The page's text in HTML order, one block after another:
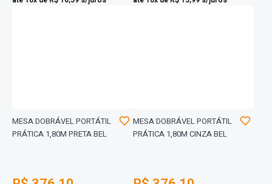
MESA DOBRÁVEL PORTÁTIL
PRÁTICA 1,80M PRETA BEL
MESA DOBRÁVEL PORTÁTIL
PRÁTICA 1,80M CINZA BEL